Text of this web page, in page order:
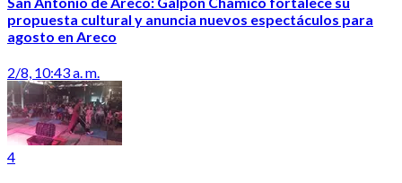
propuesta cultural y anuncia nuevos espectáculos para
agosto en Areco
2/8, 10:43 a. m.
4